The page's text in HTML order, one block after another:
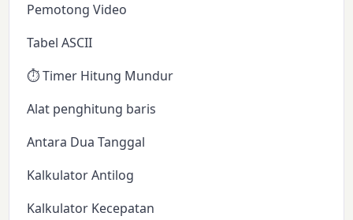
Pemotong Video
Tabel ASCII
⏱️ Timer Hitung Mundur
Alat penghitung baris
Antara Dua Tanggal
Kalkulator Antilog
Kalkulator Kecepatan